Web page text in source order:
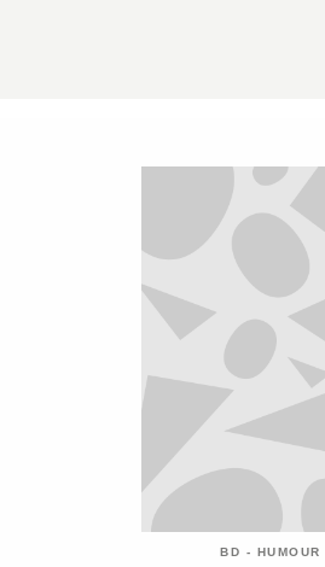
BD - HUMOUR